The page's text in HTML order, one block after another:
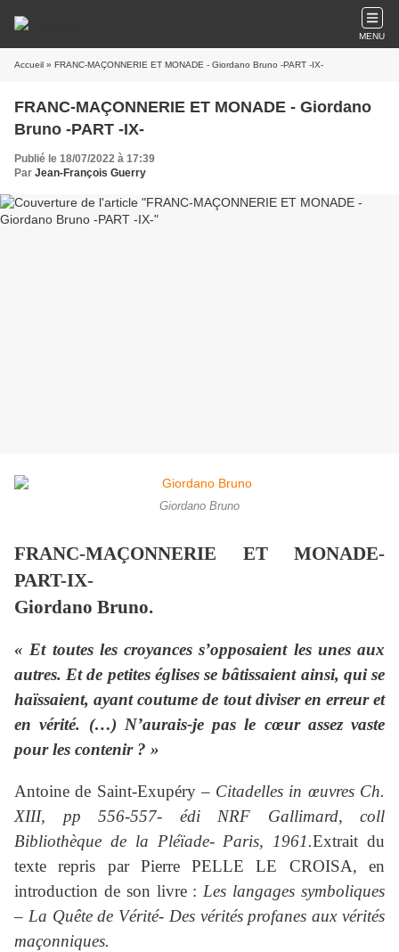
MENU
Accueil » FRANC-MAÇONNERIE ET MONADE - Giordano Bruno -PART -IX-
FRANC-MAÇONNERIE ET MONADE - Giordano
Bruno -PART -IX-
Publié le 18/07/2022 à 17:39
Par Jean-François Guerry
Giordano Bruno
FRANC-MAÇONNERIE ET MONADE-
PART-IX-
Giordano Bruno.
« Et toutes les croyances s’opposaient les unes aux
autres. Et de petites églises se bâtissaient ainsi, qui se
haïssaient, ayant coutume de tout diviser en erreur et
en vérité. (…) N’aurais-je pas le cœur assez vaste
pour les contenir ? »
Antoine de Saint-Exupéry – Citadelles in œuvres Ch.
XIII, pp 556-557- édi NRF Gallimard, coll
Bibliothèque de la Pléïade- Paris, 1961.Extrait du
texte repris par Pierre PELLE LE CROISA, en
introduction de son livre : Les langages symboliques
– La Quête de Vérité- Des vérités profanes aux vérités
maçonniques.